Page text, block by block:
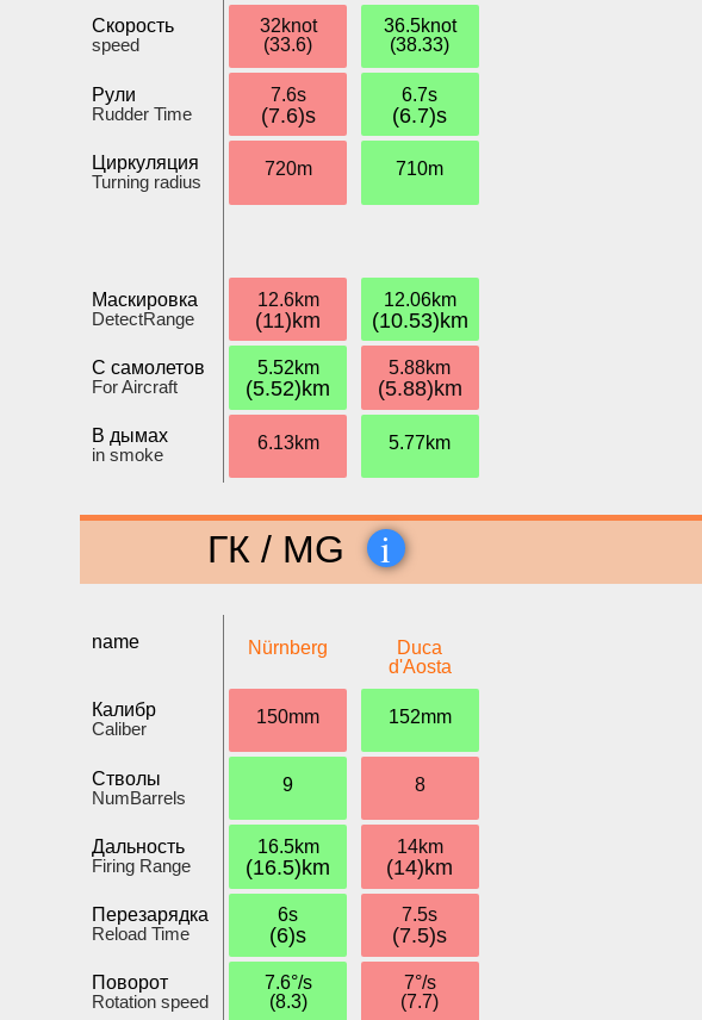
Скорость
speed
Рули
Rudder Time
Циркуляция
Turning radius
Маскировка
DetectRange
С самолетов
For Aircraft
В дымах
in smoke
32knot
(33.6)
7.6s
(7.6)s
720m
12.6km
(11)km
5.52km
(5.52)km
6.13km
36.5knot
(38.33)
6.7s
(6.7)s
710m
12.06km
(10.53)km
5.88km
(5.88)km
5.77km
ГК / MG i
name
Калибр
Caliber
Стволы
NumBarrels
Дальность
Firing Range
Перезарядка
Reload Time
Поворот
Rotation speed
Nürnberg
150mm
9
16.5km
(16.5)km
6s
(6)s
7.6°/s
(8.3)
Duca
d'Aosta
152mm
8
14km
(14)km
7.5s
(7.5)s
7°/s
(7.7)